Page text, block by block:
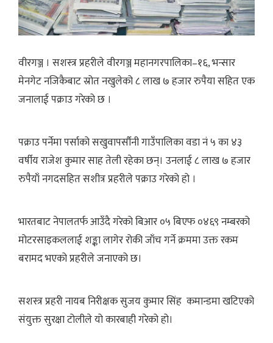
वीरगञ्ज । सशस्त्र प्रहरीले वीरगञ्ज महानगरपालिका–१६, भन्सार
मेनगेट नजिकैबाट स्रोत नखुलेको ८ लाख ७ हजार रुपैया सहित एक
जनालाई पक्राउ गरेको छ ।
पक्राउ पर्नेमा पर्साको सखुवापर्सौनी गाउँपालिका वडा नं ५ का ४३
वर्षीय राजेश कुमार साह तेली रहेका छन्। उनलाई ८ लाख ७ हजार
रुपैयाँ नगदसहित सशीत्र प्रहरीले पक्राउ गरेको हो ।
भारतबाट नेपालतर्फ आउँदै गरेको बिआर ०५ बिएफ ०४६९ नम्बरको
मोटरसाइकललाई शङ्का लागेर रोकी जाँच गर्ने क्रममा उक्त रकम
बरामद भएको प्रहरीले जनाएको छ।
सशस्त्र प्रहरी नायब निरीक्षक सुजय कुमार सिंह कमान्डमा खटिएको
संयुक्त सुरक्षा टोलीले यो कारबाही गरेको हो।